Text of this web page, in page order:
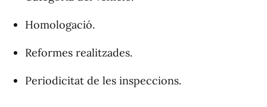
Homologació.
Reformes realitzades.
Periodicitat de les inspeccions.